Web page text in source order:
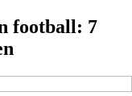
football: 7